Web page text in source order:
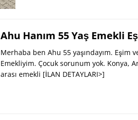
Ahu Hanım 55 Yaş Emekli
Merhaba ben Ahu 55 yaşındayım. Eşim
Emekliyim. Çocuk sorunum yok. Konya,
arası emekli [İLAN DETAYLARI>]